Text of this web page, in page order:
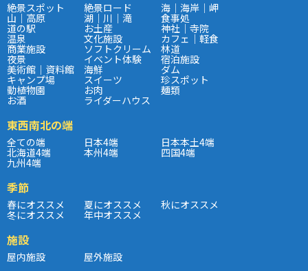
絶景スポット 絶景ロード 海｜海岸｜岬
山｜高原 湖｜川｜滝 食事処
道の駅 お土産 神社｜寺院
温泉 文化施設 カフェ｜軽食
商業施設 ソフトクリーム 林道
夜景 イベント体験 宿泊施設
美術館｜資料館 海鮮 ダム
キャンプ場 スイーツ 珍スポット
動植物園 お肉 麺類
お酒 ライダーハウス
東西南北の端
全ての端 日本4端 日本本土4端
北海道4端 本州4端 四国4端
九州4端
季節
春にオススメ 夏にオススメ 秋にオススメ
冬にオススメ 年中オススメ
施設
屋内施設 屋外施設